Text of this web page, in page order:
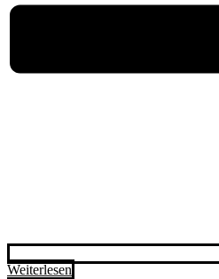
Weiterlesen